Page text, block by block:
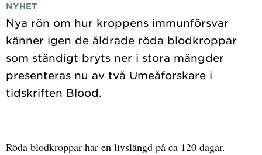
NYHET
Nya rön om hur kroppens immunförsvar
känner igen de åldrade röda blodkroppar
som ständigt bryts ner i stora mängder
presenteras nu av två Umeåforskare i
Röda blodkroppar har en livslängd på ca 120 dagar.